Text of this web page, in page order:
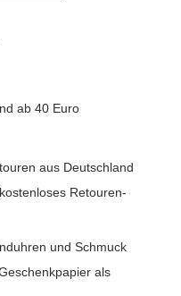
ab 40 Euro
aus Deutschland
Retouren-
und Schmuck
als